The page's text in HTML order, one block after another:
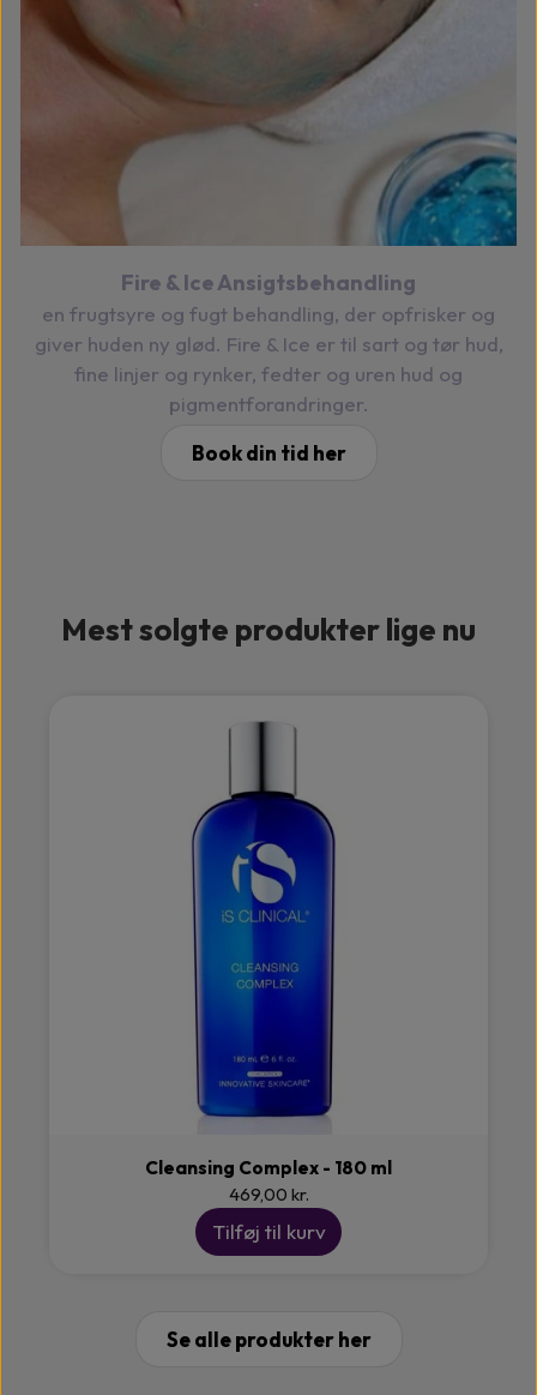
Fire & Ice Ansigtsbehandling
en frugtsyre og fugt behandling, der opfrisker og
giver huden ny glød. Fire & Ice er til sart og tør hud,
fine linjer og rynker, fedter og uren hud og
pigmentforandringer.
Book din tid her
Mest solgte produkter lige nu
Cleansing Complex - 180 ml
469,00 kr.
Tilføj til kurv
Se alle produkter her